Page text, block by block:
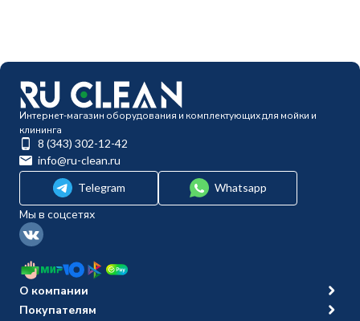
Интернет-магазин оборудования и комплектующих для мойки и
клининга
8 (343) 302-12-42
info@ru-clean.ru
Telegram
Whatsapp
Мы в соцсетях
О компании
Покупателям